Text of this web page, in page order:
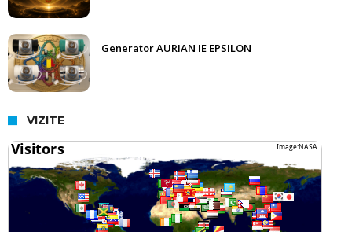
Generator AURIAN IE EPSILON
VIZITE